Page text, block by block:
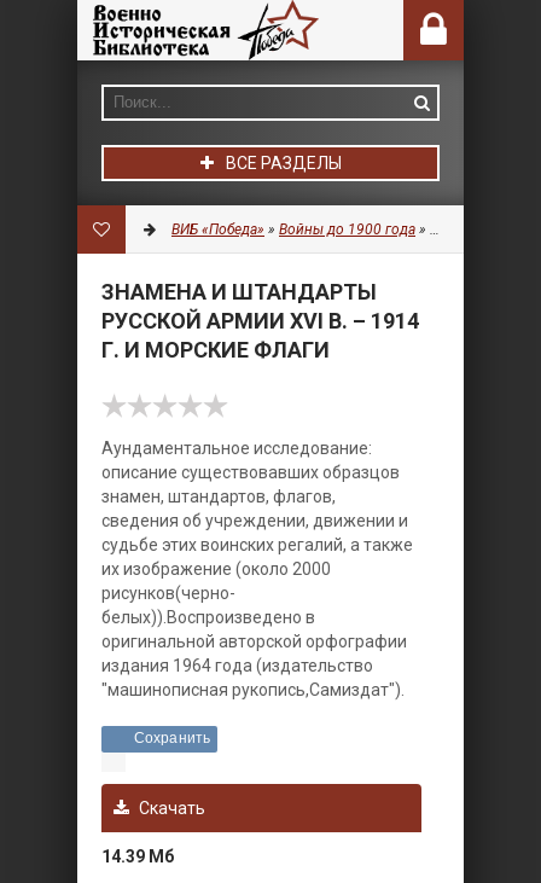
ВСЕ РАЗДЕЛЫ
ВИБ «Победа» » Войны до 1900 года » Военная
ЗНАМЕНА И ШТАНДАРТЫ
РУССКОЙ АРМИИ XVI В. – 1914
Г. И МОРСКИЕ ФЛАГИ
Aундаментальное исследование:
описание существовавших образцов
знамен, штандартов, флагов,
сведения об учреждении, движении и
судьбе этих воинских регалий, а также
их изображение (около 2000
рисунков(черно-
белых)).Воспроизведено в
оригинальной авторской орфографии
издания 1964 года (издательство
"машинописная рукопись,Самиздат").
Сохранить
Скачать
14.39 Мб